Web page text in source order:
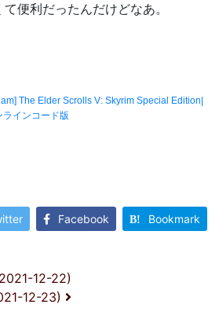
便利だったんだけどなあ。
Facebook Bookmark
ーション
12-22)
12-23)